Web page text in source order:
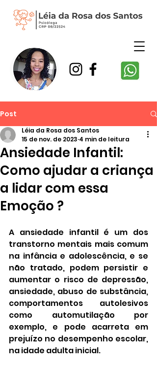
Post
Ansiedade Infantil:
Como ajudar a criança
a lidar com essa
Emoção ?
Léia da Rosa dos Santos
15 de nov. de 2023 4 min de leitura
A ansiedade infantil é um dos
transtorno mentais mais comum
na infância e adolescência, e se
não tratado, podem persistir e
aumentar o risco de depressão,
ansiedade, abuso de substância,
comportamentos autolesivos
como automutilação por
exemplo, e pode acarreta em
prejuízo no desempenho escolar,
na idade adulta inicial.